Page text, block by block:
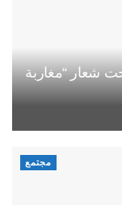
شعار “مغاربة
مجتمع